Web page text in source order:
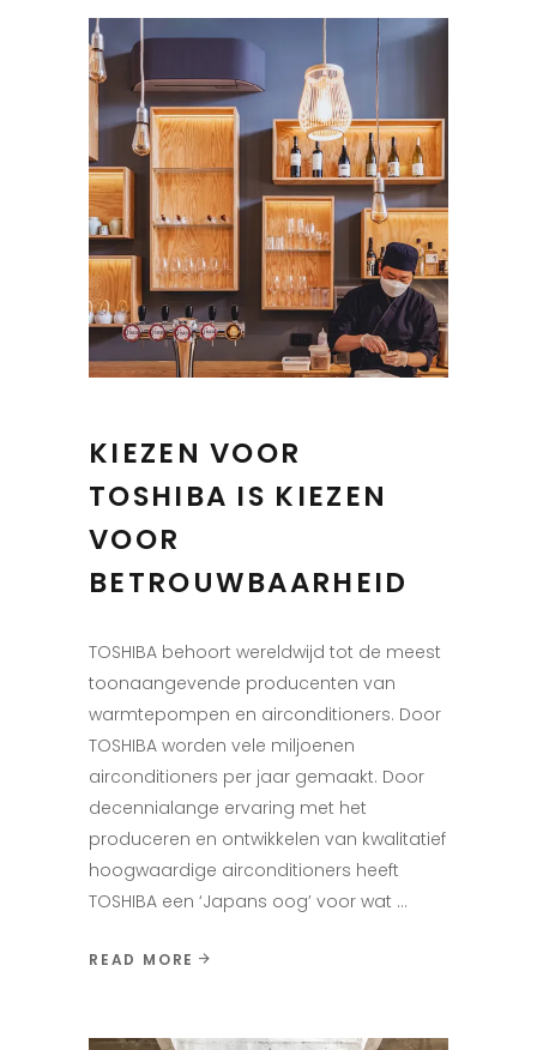
KIEZEN VOOR
TOSHIBA IS KIEZEN
VOOR
BETROUWBAARHEID
TOSHIBA behoort wereldwijd tot de meest
toonaangevende producenten van
warmtepompen en airconditioners. Door
TOSHIBA worden vele miljoenen
airconditioners per jaar gemaakt. Door
decennialange ervaring met het
produceren en ontwikkelen van kwalitatief
hoogwaardige airconditioners heeft
TOSHIBA een ‘Japans oog’ voor wat
READ MORE